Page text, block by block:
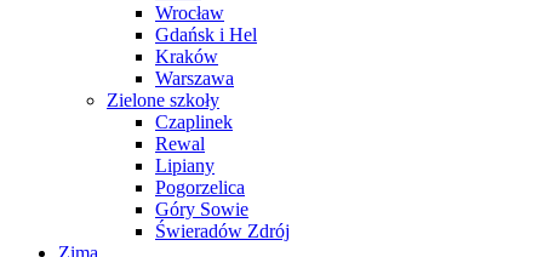
Wrocław
Gdańsk i Hel
Kraków
Warszawa
Zielone szkoły
Czaplinek
Rewal
Lipiany
Pogorzelica
Góry Sowie
Świeradów Zdrój